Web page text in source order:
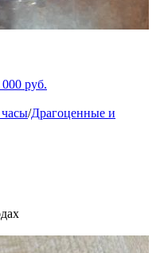
000 руб.
/Драгоценные и